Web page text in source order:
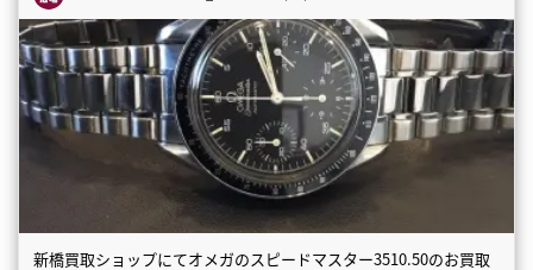
新橋買取ショップにてオメガのスピードマスター3510.50のお買取